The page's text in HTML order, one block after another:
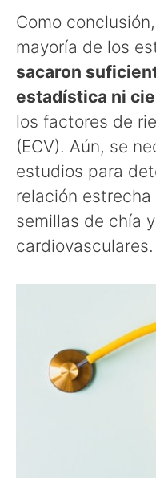
Como
mayoría de los
sacaron
estadística ni
los factores de
(ECV). Aún, se
estudios para
relación
semillas de chía
cardiovasculares.